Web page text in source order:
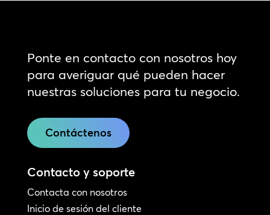
Ponte en contacto con nosotros hoy
para averiguar qué pueden hacer
nuestras soluciones para tu negocio.
Contáctenos
Contacto y soporte
Contacta con nosotros
Inicio de sesión del cliente